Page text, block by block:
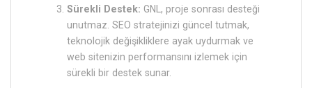
Sürekli Destek: GNL, proje sonrası desteği
unutmaz. SEO stratejinizi güncel tutmak,
teknolojik değişikliklere ayak uydurmak ve
web sitenizin performansını izlemek için
sürekli bir destek sunar.